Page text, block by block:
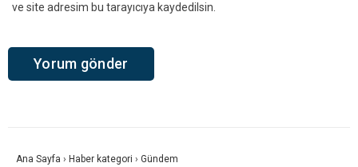
ve site adresim bu tarayıcıya kaydedilsin.
Ana Sayfa › Haber kategori › Gündem